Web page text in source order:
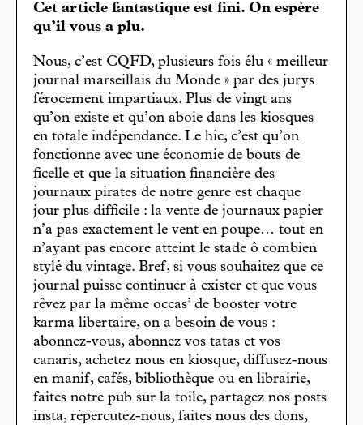
Cet article fantastique est fini. On espère
qu’il vous a plu.
Nous, c’est CQFD, plusieurs fois élu « meilleur
journal marseillais du Monde » par des jurys
férocement impartiaux. Plus de vingt ans
qu’on existe et qu’on aboie dans les kiosques
en totale indépendance. Le hic, c’est qu’on
fonctionne avec une économie de bouts de
ficelle et que la situation financière des
journaux pirates de notre genre est chaque
jour plus difficile : la vente de journaux papier
n’a pas exactement le vent en poupe… tout en
n’ayant pas encore atteint le stade ô combien
stylé du vintage. Bref, si vous souhaitez que ce
journal puisse continuer à exister et que vous
rêvez par la même occas’ de booster votre
karma libertaire, on a besoin de vous :
abonnez-vous, abonnez vos tatas et vos
canaris, achetez nous en kiosque, diffusez-nous
en manif, cafés, bibliothèque ou en librairie,
faites notre pub sur la toile, partagez nos posts
insta, répercutez-nous, faites nous des dons,